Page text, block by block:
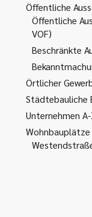
Öffentliche
Öffentliche
VOF)
Beschränkte
Örtlicher
Städtebauliche
Unternehmen
Wohnbauplätze